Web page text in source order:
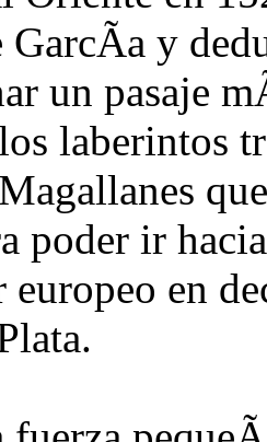
GarcÃ­a y
un pasaje
laberintos
lanes
poder ir
europeo en